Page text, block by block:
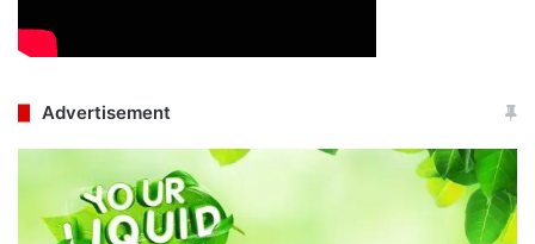
Advertisement